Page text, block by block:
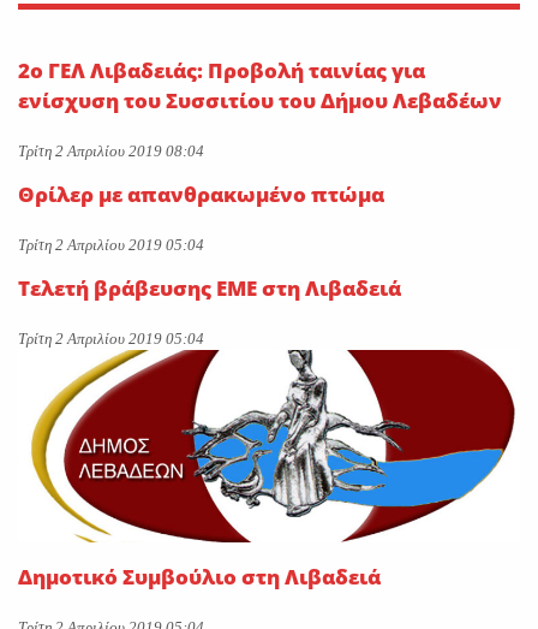
επέκταση των αρμοδιοτήτων
«Υδρολογικό νοικοκύρεμα με
το φιλόδοξο νομοσχέδιο»
Λαμία: Νεκρός 24χρονος μέσα
2ο ΓΕΛ Λιβαδειάς: Προβολή ταινίας για
ενίσχυση του Συσσιτίου του Δήμου Λεβαδέων
Τρίτη 2 Απριλίου 2019 08:04
Θρίλερ με απανθρακωμένο πτώμα
Τρίτη 2 Απριλίου 2019 05:04
Τελετή βράβευσης ΕΜΕ στη Λιβαδειά
Τρίτη 2 Απριλίου 2019 05:04
Δημοτικό Συμβούλιο στη Λιβαδειά